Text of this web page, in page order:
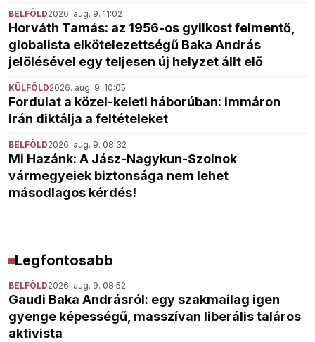
BELFÖLD2026. aug. 9. 11:02
Horváth Tamás: az 1956-os gyilkost felmentő,
globalista elkötelezettségű Baka András
jelölésével egy teljesen új helyzet állt elő
KÜLFÖLD2026. aug. 9. 10:05
Fordulat a közel-keleti háborúban: immáron
Irán diktálja a feltételeket
BELFÖLD2026. aug. 9. 08:32
Mi Hazánk: A Jász-Nagykun-Szolnok
vármegyeiek biztonsága nem lehet
másodlagos kérdés!
Legfontosabb
BELFÖLD2026. aug. 9. 08:52
Gaudi Baka Andrásról: egy szakmailag igen
gyenge képességű, masszívan liberális taláros
aktivista